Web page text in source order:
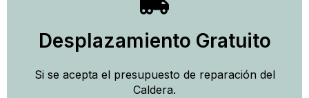
Desplazamiento Gratuito
Si se acepta el presupuesto de reparación del
Caldera.
Desplazamiento Gratuito
Solicitar Cita con un Técnico
Llamar